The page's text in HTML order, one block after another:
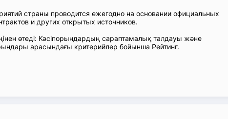
страны проводится ежегодно на основании официальных
и других открытых источников.
өтеді: Кәсіпорындардың сараптамалық талдауы және
арасындағы критерийлер бойынша Рейтинг.